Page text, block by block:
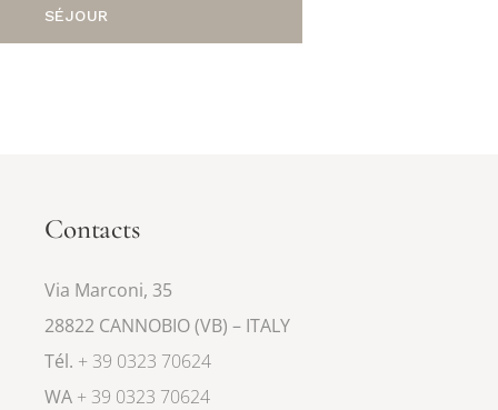
SÉJOUR
Contacts
Via Marconi, 35
28822 CANNOBIO (VB) – ITALY
Tél. + 39 0323 70624
WA + 39 0323 70624